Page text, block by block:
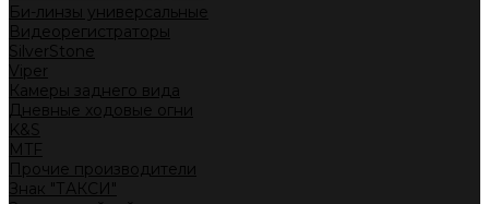
Би-линзы универсальные
Видеорегистраторы
SilverStone
Viper
Камеры заднего вида
Дневные ходовые огни
K&S
MTF
Прочие производители
Знак "ТАКСИ"